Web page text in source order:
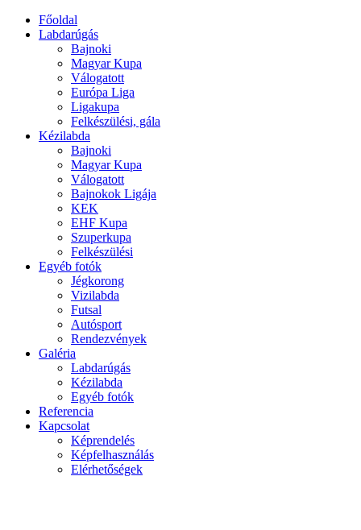
Főoldal
Labdarúgás
Bajnoki
Magyar Kupa
Válogatott
Európa Liga
Ligakupa
Felkészülési, gála
Kézilabda
Bajnoki
Magyar Kupa
Válogatott
Bajnokok Ligája
KEK
EHF Kupa
Szuperkupa
Felkészülési
Egyéb fotók
Jégkorong
Vizilabda
Futsal
Autósport
Rendezvények
Galéria
Labdarúgás
Kézilabda
Egyéb fotók
Referencia
Kapcsolat
Képrendelés
Képfelhasználás
Elérhetőségek